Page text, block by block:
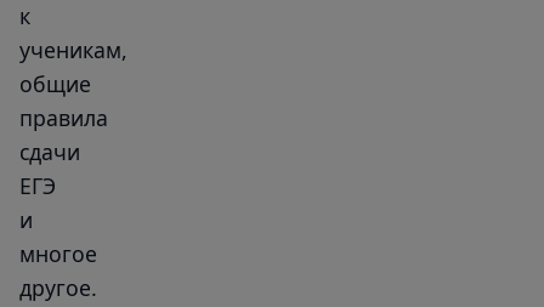
к
ученикам,
общие
правила
сдачи
ЕГЭ
и
многое
другое.